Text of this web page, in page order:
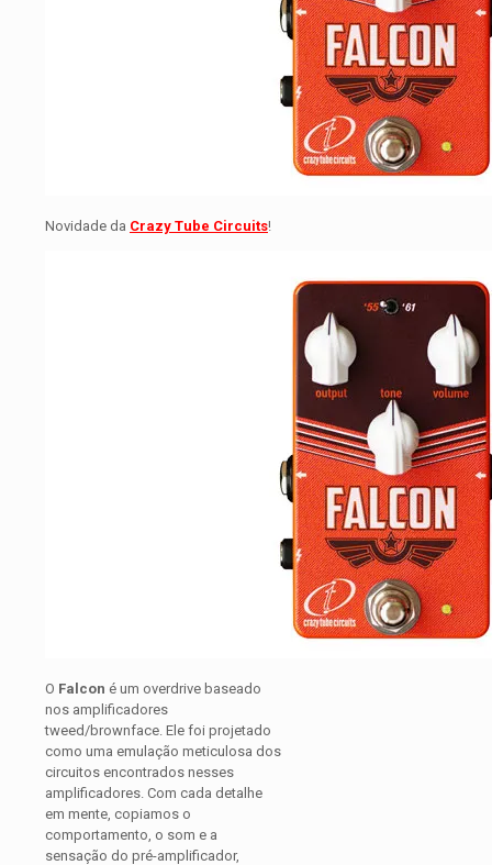
Novidade da Crazy Tube Circuits!
O Falcon é um overdrive baseado
nos amplificadores
tweed/brownface. Ele foi projetado
como uma emulação meticulosa dos
circuitos encontrados nesses
amplificadores. Com cada detalhe
em mente, copiamos o
comportamento, o som e a
sensação do pré-amplificador,